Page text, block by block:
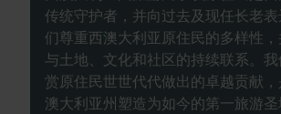
传统守护者，并向过去及现任长老
们尊重西澳大利亚原住民的多样性
与土地、文化和社区的持续联系。
赏原住民世世代代做出的卓越贡献
澳大利亚州塑造为如今的第一旅游圣